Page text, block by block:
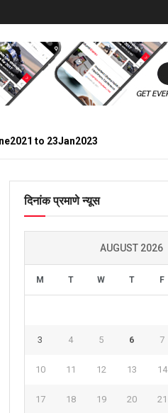
to 23Jan2023
दिनांक प्रमाणे न्यूस
AUGUST 2026
M T W T F
3 4 5 6 7
10 11 12 13 14
17 18 19 20 21